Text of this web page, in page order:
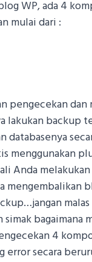
WP, ada 4
mulai dari :
pengecekan dan
lakukan backup
menggunakan
Anda melakukan
mengembalikan
bagaimana
4
error secara